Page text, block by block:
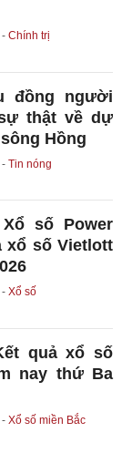
Chính trị
đồng người
thật về dự
Hồng
Tin nóng
số Power
xổ số Vietlott
Xổ số
quả xổ số
nay thứ Ba
Xổ số miền Bắc